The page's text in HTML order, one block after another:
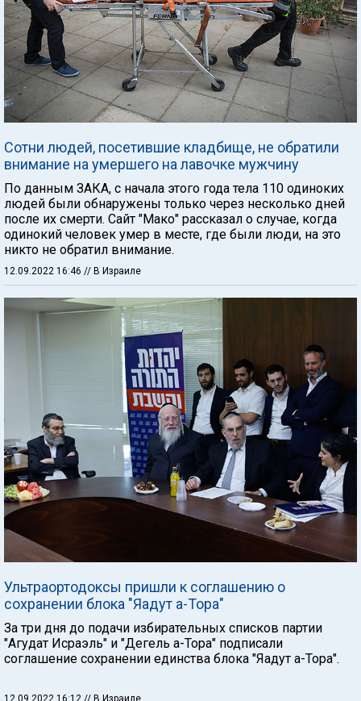
Сотни людей, посетившие кладбище, не обратили
внимание на умершего на лавочке мужчину
По данным ЗАКА, с начала этого года тела 110 одиноких
людей были обнаружены только через несколько дней
после их смерти. Сайт "Мако" рассказал о случае, когда
одинокий человек умер в месте, где были люди, на это
никто не обратил внимание.
12.09.2022 16:46 // В Израиле
Ультраортодоксы пришли к соглашению о
сохранении блока "Яадут а-Тора"
За три дня до подачи избирательных списков партии
"Агудат Исраэль" и "Дегель а-Тора" подписали
соглашение сохранении единства блока "Яадут а-Тора".
12.09.2022 16:12 // В Израиле